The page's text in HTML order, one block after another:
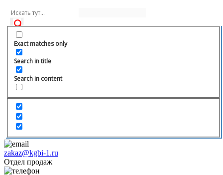
Exact matches only
Search in title
Search in content
zakaz@kgbi-1.ru
Отдел продаж